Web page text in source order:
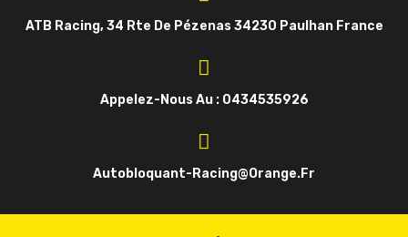
ATB Racing, 34 Rte De Pézenas 34230 Paulhan France
Appelez-Nous Au : 0434535926
Autobloquant-Racing@orange.fr